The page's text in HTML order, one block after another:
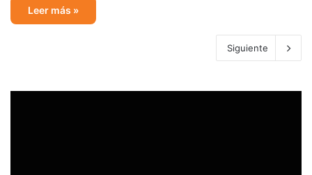
Leer más »
Siguiente